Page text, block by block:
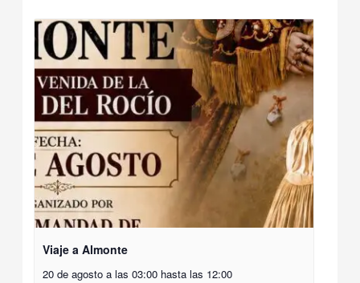
Viaje a Almonte
20 de agosto a las 03:00 hasta las 12:00